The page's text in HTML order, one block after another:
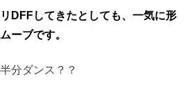
DFFしてきたとしても、一気に形
ーブです。
分ダンス？？